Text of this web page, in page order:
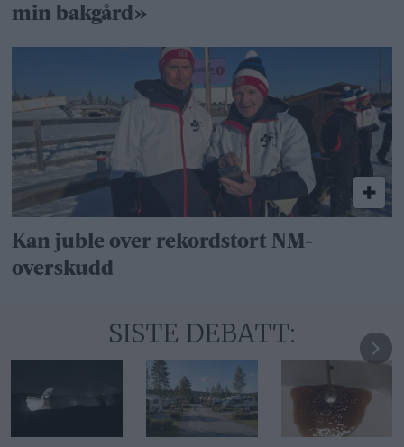
min bakgård»
Kan juble over rekordstort NM-
overskudd
SISTE DEBATT: